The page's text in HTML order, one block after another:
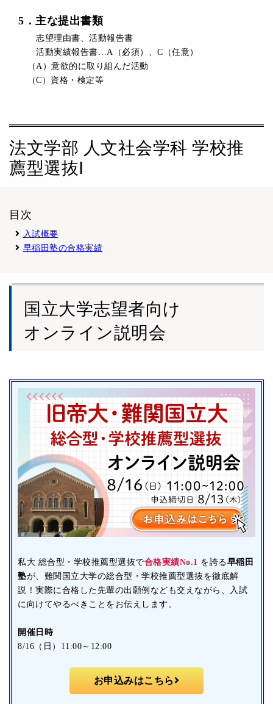
5 ．主な提出書類
志望理由書、活動報告書
活動実績報告書…A（必須）、C（任意）
（A）意欲的に取り組んだ活動
（C）資格・検定等
法文学部 人文社会学科 学校推
薦型選抜Ⅰ
目次
入試概要
早稲田塾の合格実績
国立大学志望者向け
オンライン説明会
私大 総合型・学校推薦型選抜で合格実績No.1 を誇る早稲田
塾が、難関国立大学の総合型・学校推薦型選抜を徹底解
説！実際に合格した先輩の出願例なども交えながら、入試
に向けてやるべきことをお伝えします。
開催日時
8/16（日）11:00～12:00
お申込みはこちら